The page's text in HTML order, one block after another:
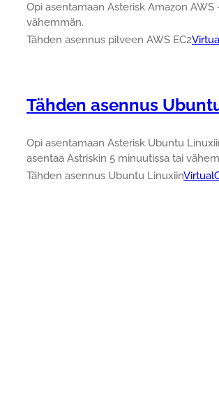
Opi asentamaan Asterisk Amazon
vähemmän.
Tähden asennus pilveen AWS EC2
Tähden asennus
Opi asentamaan Asterisk Ubuntu
asentaa Astriskin 5 minuutissa tai
Tähden asennus Ubuntu Linuxiin